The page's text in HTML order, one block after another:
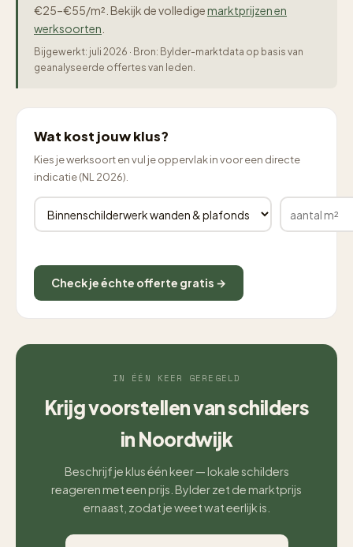
€25–€55/m². Bekijk de volledigemarktprijzen en
werksoorten
Bijgewerkt: juli 2026 · Bron: Bylder-marktdata op basis van
geanalyseerde offertes van leden.
Wat kost jouw klus?
Kies je werksoort en vul je oppervlak in voor een directe
indicatie (NL 2026).
Check je échte offerte gratis →
IN ÉÉN KEER GEREGELD
Krijg voorstellen van schilders
in Noordwijk
Beschrijf je klus één keer — lokale schilders
reageren met een prijs. Bylder zet de marktprijs
ernaast, zodat je weet wat eerlijk is.